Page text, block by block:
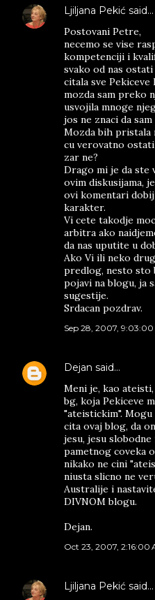
Ljiljana Pekić said…
Postovani Petre,
necemo se vise
kompetenciji i
svako od nas
citala sve
mozda sam preko
usvojila mnoge
jos ne znaci da
Mozda bih pristala
cu verovatno
zar ne?
Drago mi je da ste
ovim diskusijama,
ovi komentari
karakter.
Vi cete takodje
arbitra ako
da nas uputite u
Ako Vi ili neko
predlog, nesto sto
pojavi na blogu, ja
sugestije.
Srdacan pozdrav.
Sep 28, 2007, 9:03:00
Dejan said…
Meni je, kao
bg, koja Pekiceve
"ateistickim".
cita ovaj blog, da
jesu, jesu
pametnog coveka
nikako ne cini
niusta slicno ne
Australije i
DIVNOM blogu.
Dejan.
Oct 23, 2007, 2:16:00
Ljiljana Pekić said…